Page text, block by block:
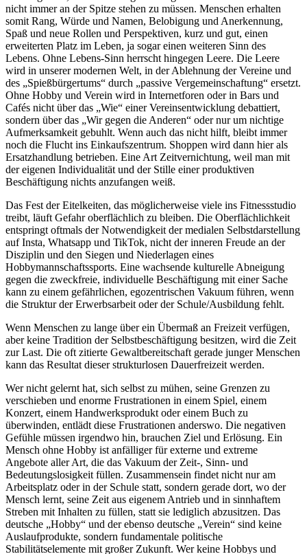
nicht immer an der Spitze stehen zu müssen. Menschen erhalten
somit Rang, Würde und Namen, Belobigung und Anerkennung,
Spaß und neue Rollen und Perspektiven, kurz und gut, einen
erweiterten Platz im Leben, ja sogar einen weiteren Sinn des
Lebens. Ohne Lebens-Sinn herrscht hingegen Leere. Die Leere
wird in unserer modernen Welt, in der Ablehnung der Vereine und
des „Spießbürgertums“ durch „passive Vergemeinschaftung“ ersetzt.
Ohne Hobby und Verein wird in Internetforen oder in Bars und
Cafés nicht über das „Wie“ einer Vereinsentwicklung debattiert,
sondern über das „Wir gegen die Anderen“ oder nur um nichtige
Aufmerksamkeit gebuhlt. Wenn auch das nicht hilft, bleibt immer
noch die Flucht ins Einkaufszentrum. Shoppen wird dann hier als
Ersatzhandlung betrieben. Eine Art Zeitvernichtung, weil man mit
der eigenen Individualität und der Stille einer produktiven
Beschäftigung nichts anzufangen weiß.
Das Fest der Eitelkeiten, das möglicherweise viele ins Fitnessstudio
treibt, läuft Gefahr oberflächlich zu bleiben. Die Oberflächlichkeit
entspringt oftmals der Notwendigkeit der medialen Selbstdarstellung
auf Insta, Whatsapp und TikTok, nicht der inneren Freude an der
Disziplin und den Siegen und Niederlagen eines
Hobbymannschaftssports. Eine wachsende kulturelle Abneigung
gegen die zweckfreie, individuelle Beschäftigung mit einer Sache
kann zu einem gefährlichen, egozentrischen Vakuum führen, wenn
die Struktur der Erwerbsarbeit oder der Schule/Ausbildung fehlt.
Wenn Menschen zu lange über ein Übermaß an Freizeit verfügen,
aber keine Tradition der Selbstbeschäftigung besitzen, wird die Zeit
zur Last. Die oft zitierte Gewaltbereitschaft gerade junger Menschen
kann das Resultat dieser strukturlosen Dauerfreizeit werden.
Wer nicht gelernt hat, sich selbst zu mühen, seine Grenzen zu
verschieben und enorme Frustrationen in einem Spiel, einem
Konzert, einem Handwerksprodukt oder einem Buch zu
überwinden, entlädt diese Frustrationen anderswo. Die negativen
Gefühle müssen irgendwo hin, brauchen Ziel und Erlösung. Ein
Mensch ohne Hobby ist anfälliger für externe und extreme
Angebote aller Art, die das Vakuum der Zeit-, Sinn- und
Bedeutungslosigkeit füllen. Zusammensein findet nicht nur am
Arbeitsplatz oder in der Schule statt, sondern gerade dort, wo der
Mensch lernt, seine Zeit aus eigenem Antrieb und in sinnhaftem
Streben mit Inhalten zu füllen, statt sie lediglich abzusitzen. Das
deutsche „Hobby“ und der ebenso deutsche „Verein“ sind keine
Auslaufprodukte, sondern fundamentale politische
Stabilitätselemente mit großer Zukunft. Wer keine Hobbys und